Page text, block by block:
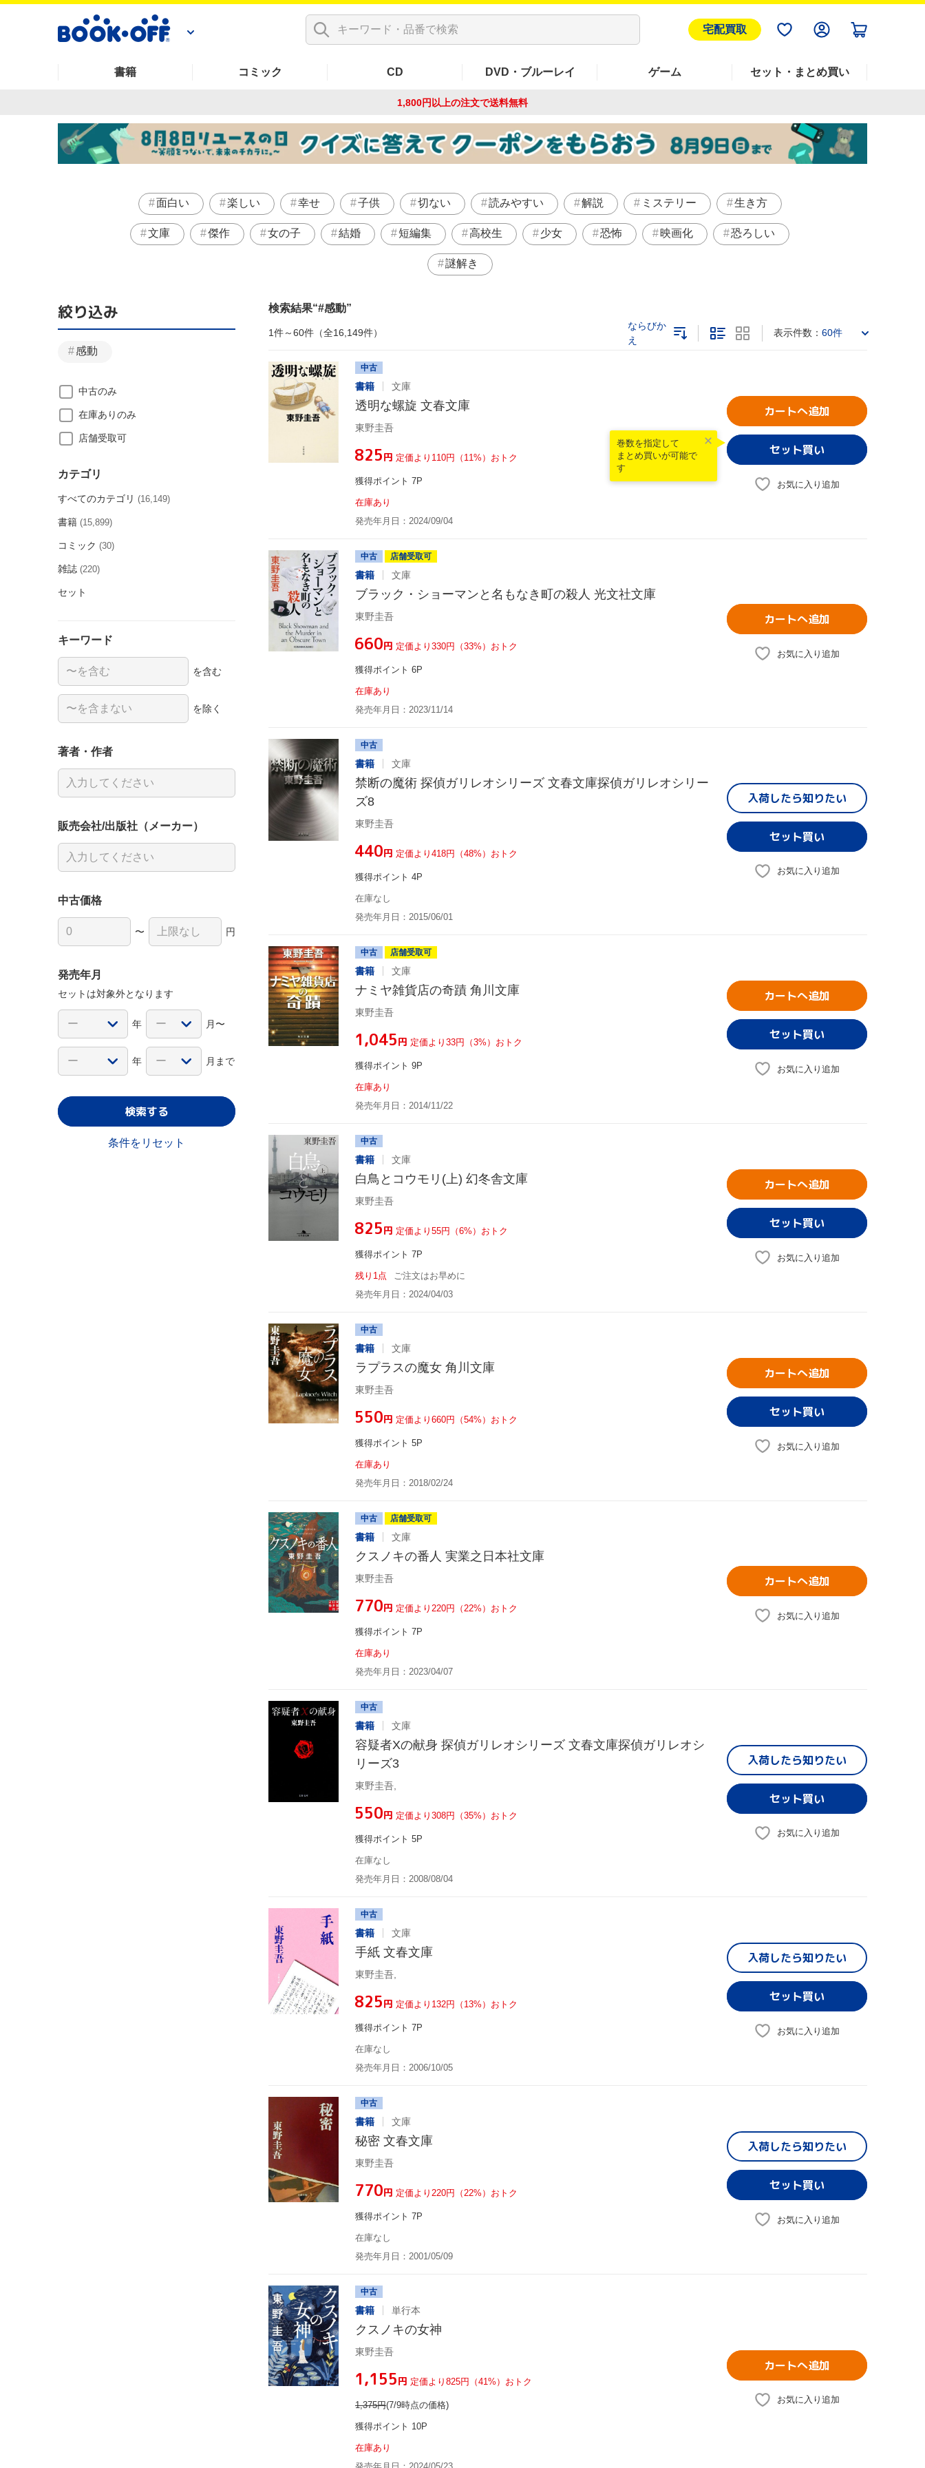
宅配買取
書籍 コミック CD DVD・ブルーレイ ゲーム セット・まとめ買い
1,800円以上の注文で送料無料
面白い 楽しい 幸せ 子供 切ない 読みやすい 解説 ミステリー 生き方
文庫 傑作 女の子 結婚 短編集 高校生 少女 恐怖 映画化 恐ろしい
謎解き
検索結果 #感動
1件～60件（全16,149件）
ならびか
え
表示件数： 60件
中古
書籍 文庫
透明な螺旋 文春文庫
東野圭吾
¥825円 定価より110円（11%）おトク
獲得ポイント 7P
在庫あり
発売年月日：2024/09/04
カートへ追加
巻数を指定して
まとめ買いが可能で
す
お気に入り追加
中古 店舗受取可
書籍 文庫
ブラック・ショーマンと名もなき町の殺人 光文社文庫
東野圭吾
¥660円 定価より330円（33%）おトク
獲得ポイント 6P
在庫あり
発売年月日：2023/11/14
カートへ追加
お気に入り追加
中古
書籍 文庫
禁断の魔術 探偵ガリレオシリーズ 文春文庫探偵ガリレオシリー
ズ8
東野圭吾
¥440円 定価より418円（48%）おトク
獲得ポイント 4P
在庫なし
発売年月日：2015/06/01
入荷したら知りたい
お気に入り追加
中古 店舗受取可
書籍 文庫
ナミヤ雑貨店の奇蹟 角川文庫
東野圭吾
¥1,045円 定価より33円（3%）おトク
獲得ポイント 9P
在庫あり
発売年月日：2014/11/22
カートへ追加
お気に入り追加
中古
書籍 文庫
白鳥とコウモリ(上) 幻冬舎文庫
東野圭吾
¥825円 定価より55円（6%）おトク
獲得ポイント 7P
残り1点
ご注文はお早めに
発売年月日：2024/04/03
カートへ追加
お気に入り追加
中古
書籍 文庫
ラプラスの魔女 角川文庫
東野圭吾
¥550円 定価より660円（54%）おトク
獲得ポイント 5P
在庫あり
発売年月日：2018/02/24
カートへ追加
お気に入り追加
中古 店舗受取可
書籍 文庫
クスノキの番人 実業之日本社文庫
東野圭吾
¥770円 定価より220円（22%）おトク
獲得ポイント 7P
在庫あり
発売年月日：2023/04/07
カートへ追加
お気に入り追加
中古
書籍 文庫
容疑者Xの献身 探偵ガリレオシリーズ 文春文庫探偵ガリレオシ
リーズ3
東野圭吾,
¥550円 定価より308円（35%）おトク
獲得ポイント 5P
在庫なし
発売年月日：2008/08/04
入荷したら知りたい
お気に入り追加
中古
書籍 文庫
手紙 文春文庫
東野圭吾,
¥825円 定価より132円（13%）おトク
獲得ポイント 7P
在庫なし
発売年月日：2006/10/05
入荷したら知りたい
お気に入り追加
中古
書籍 文庫
秘密 文春文庫
東野圭吾
¥770円 定価より220円（22%）おトク
獲得ポイント 7P
在庫なし
発売年月日：2001/05/09
入荷したら知りたい
お気に入り追加
中古
書籍 単行本
クスノキの女神
東野圭吾
¥1,155円 定価より825円（41%）おトク
1,375円(7/9時点の価格)
獲得ポイント 10P
在庫あり
カートへ追加
お気に入り追加
絞り込み
感動
中古のみ
在庫ありのみ
店舗受取可
カテゴリ
すべてのカテゴリ (16,149)
書籍 (15,899)
コミック (30)
雑誌 (220)
セット
キーワード
を含む
を除く
著者・作者
販売会社/出版社（メーカー）
中古価格
〜 円
発売年月
セットは対象外となります
年 月〜
年 月まで
検索する
条件をリセット